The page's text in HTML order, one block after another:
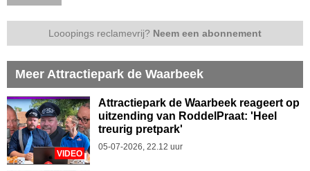
Looopings reclamevrij? Neem een abonnement
Meer Attractiepark de Waarbeek
VIDEO
Attractiepark de Waarbeek reageert op
uitzending van RoddelPraat: 'Heel
treurig pretpark'
05-07-2026, 22.12 uur